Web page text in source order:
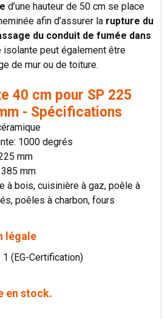
d’une hauteur de 50 cm se place
afin d’assurer la rupture du
du conduit de fumée dans
isolante peut également être
de mur ou de toiture.
40 cm pour SP 225
- Spécifications
1000 degrés
mm
mm
à bois, cuisinière à gaz, poêle à
poêles à charbon, fours
légale
(EG-Certification)
en stock.